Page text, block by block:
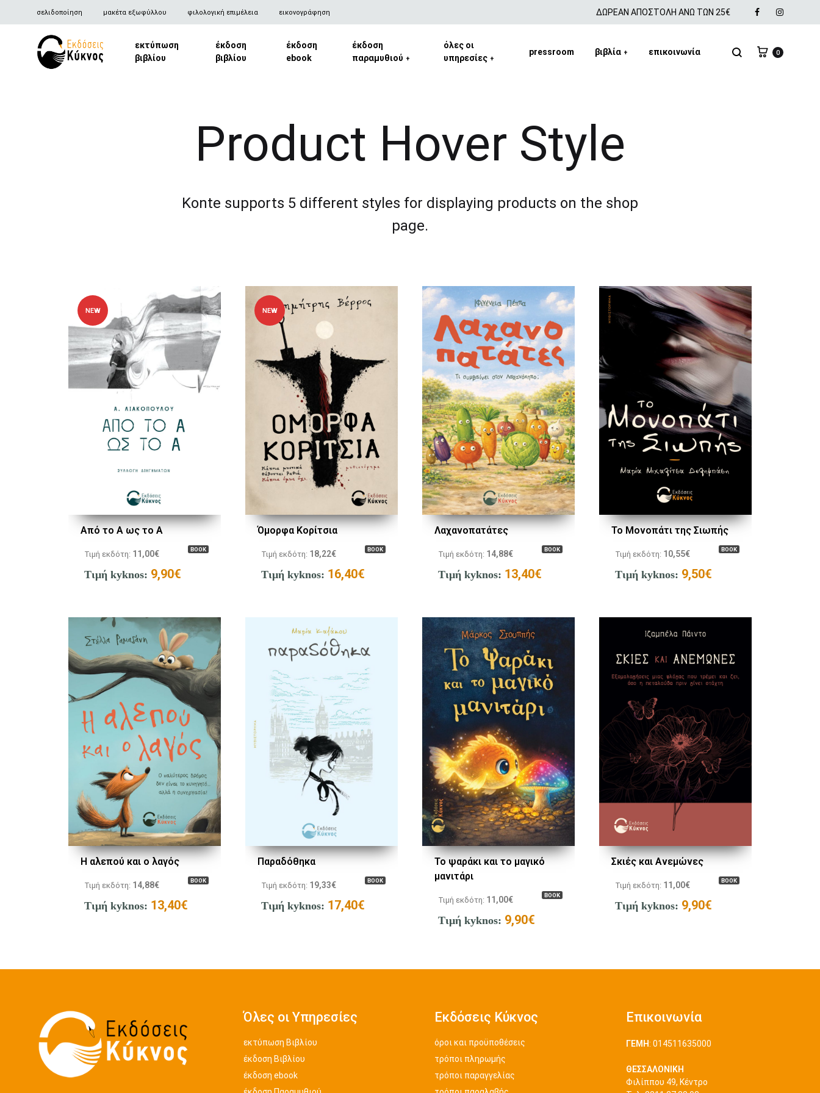
σελιδοποίηση μακέτα εξωφύλλου φιλολογική επιμέλεια εικονογράφηση ΔΩΡΕΑΝ ΑΠΟΣΤΟΛΗ ΑΝΩ ΤΩΝ 25€ Facebook
εκτύπωση
βιβλίου
έκδοση
βιβλίου
έκδοση
ebook
έκδοση
παραμυθιού +
όλες οι
υπηρεσίες +
pressroom βιβλία + επικοινωνία
SS2018
Dresses
Footwear
0
Product Hover Style
Konte supports 5 different styles for displaying products on the shop
page.
NEW
Από το Α ως το Α
BOOK
Τιμή εκδότη: 11,00€
Τιμή kyknos: 9,90€
NEW
Όμορφα Κορίτσια
BOOK
Τιμή εκδότη: 18,22€
Τιμή kyknos: 16,40€
Λαχανοπατάτες
BOOK
Τιμή εκδότη: 14,88€
Τιμή kyknos: 13,40€
Το Μονοπάτι της Σιωπής
BOOK
Τιμή εκδότη: 10,55€
Τιμή kyknos: 9,50€
Η αλεπού και ο λαγός
BOOK
Τιμή εκδότη: 14,88€
Τιμή kyknos: 13,40€
Παραδόθηκα
BOOK
Τιμή εκδότη: 19,33€
Τιμή kyknos: 17,40€
Το ψαράκι και το μαγικό
μανιτάρι
BOOK
Τιμή εκδότη: 11,00€
Τιμή kyknos: 9,90€
Σκιές και Ανεμώνες
BOOK
Τιμή εκδότη: 11,00€
Τιμή kyknos: 9,90€
Όλες οι Υπηρεσίες
εκτύπωση Βιβλίου
έκδοση Βιβλίου
έκδοση ebook
Εκδόσεις Κύκνος
όροι και προϋποθέσεις
τρόποι πληρωμής
τρόποι παραγγελίας
Επικοινωνία
ΓΕΜΗ: 014511635000
ΘΕΣΣΑΛΟΝΙΚΗ
Φιλίππου 49, Κέντρο